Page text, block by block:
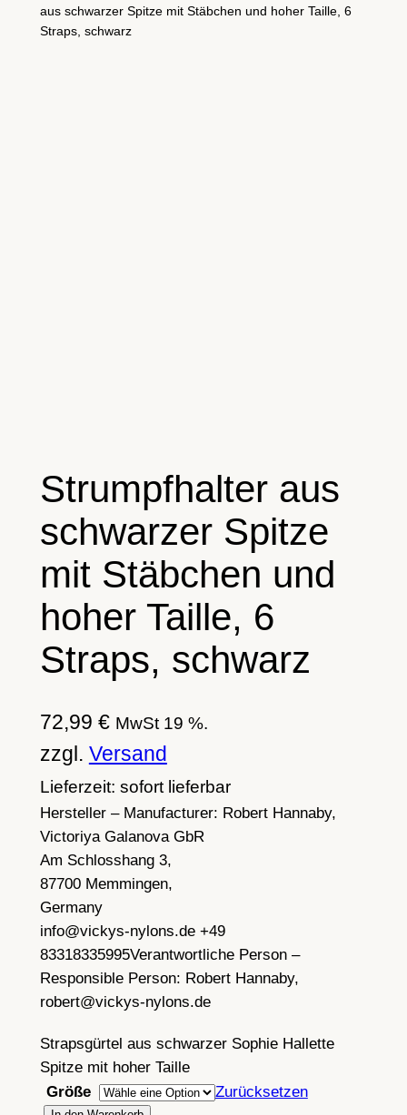
aus schwarzer Spitze mit Stäbchen und hoher Taille, 6
Straps, schwarz
Strumpfhalter aus
schwarzer Spitze
mit Stäbchen und
hoher Taille, 6
Straps, schwarz
72,99 € MwSt 19 %.
zzgl. Versand
Lieferzeit: sofort lieferbar
Hersteller – Manufacturer: Robert Hannaby,
Victoriya Galanova GbR
Am Schlosshang 3,
87700 Memmingen,
Germany
info@vickys-nylons.de +49
83318335995Verantwortliche Person –
Responsible Person: Robert Hannaby,
robert@vickys-nylons.de
Strapsgürtel aus schwarzer Sophie Hallette
Spitze mit hoher Taille
Größe
Zurücksetzen